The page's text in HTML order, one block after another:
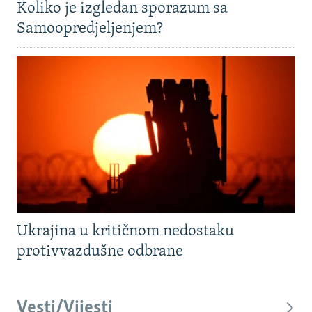
Koliko je izgledan sporazum sa
Samoopredjeljenjem?
Ukrajina u kritičnom nedostaku
protivvazdušne odbrane